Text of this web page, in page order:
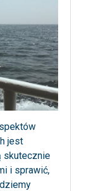
jest
skutecznie
i sprawić,